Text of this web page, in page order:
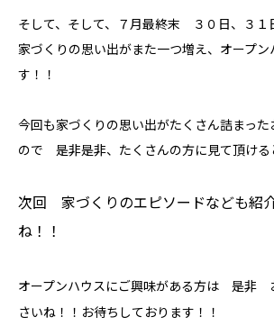
プライバシーポリシー
そして、そして、７月最終末 ３０日、３
家づくりの思い出がまた一つ増え、オープン
す！！
今回も家づくりの思い出がたくさん詰まっ
ので 是非是非、たくさんの方に見て頂ける
次回 家づくりのエピソードなども紹
ね！！
オープンハウスにご興味がある方は 是非
さいね！！お待ちしております！！